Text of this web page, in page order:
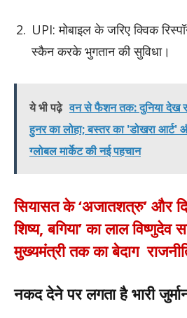
UPI: मोबाइल के जरिए क्विक
स्कैन करके भुगतान की सुविधा।
ये भी पढ़े वन से फैशन तक: दुनिया देख
हुनर का लोहा; बस्तर का 'डोखरा आर्ट'
ग्लोबल मार्केट की नई पहचान
सियासत के ‘अजातशत्रु’ और
शिष्य, बगिया’ का लाल
मुख्यमंत्री तक का बेदाग
नकद देने पर लगता है भारी